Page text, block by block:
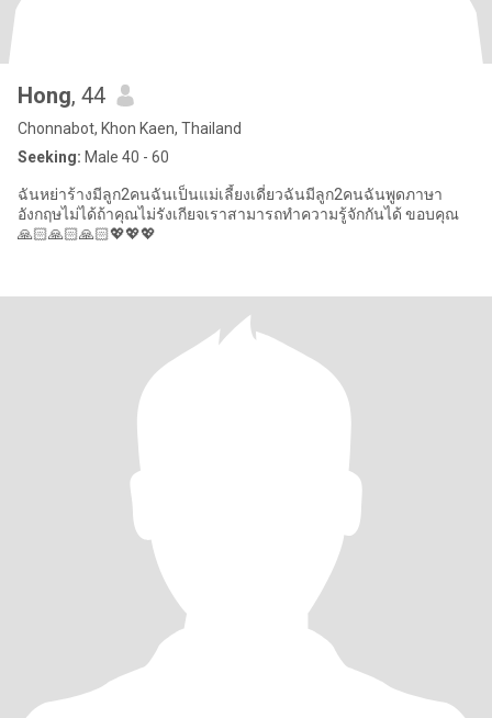
Hong, 44
Chonnabot, Khon Kaen, Thailand
Seeking: Male 40 - 60
ฉันหย่าร้างมีลูก2คนฉันเป็นแม่เลี้ยงเดี่ยวฉันมีลูก2คนฉันพูดภาษา
อังกฤษไม่ได้ถ้าคุณไม่รังเกียจเราสามารถทำความรู้จักกันได้ ขอบคุณ
🙏🏻🙏🏻🙏🏻💖💖💖